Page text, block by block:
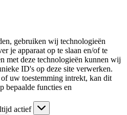
gebruiken wij technologieën
je apparaat op te slaan en/of te
met deze technologieën kunnen wij
ID's op deze site verwerken.
uw toestemming intrekt, kan dit
bepaalde functies en
actief